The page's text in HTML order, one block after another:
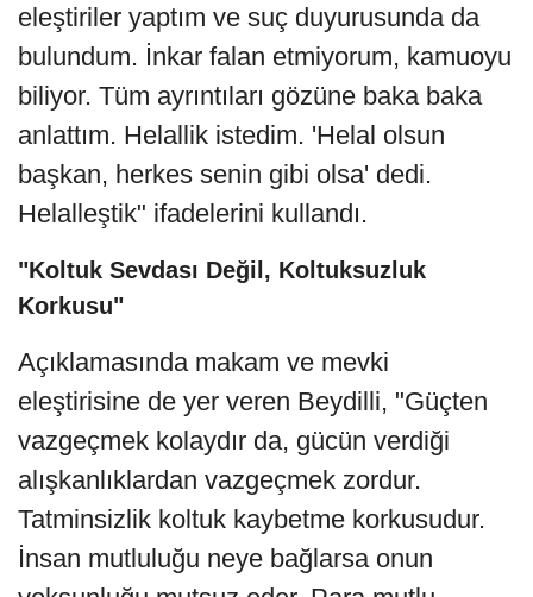
eleştiriler yaptım ve suç duyurusunda da
bulundum. İnkar falan etmiyorum, kamuoyu
biliyor. Tüm ayrıntıları gözüne baka baka
anlattım. Helallik istedim. 'Helal olsun
başkan, herkes senin gibi olsa' dedi.
Helalleştik" ifadelerini kullandı.
"Koltuk Sevdası Değil, Koltuksuzluk
Korkusu"
Açıklamasında makam ve mevki
eleştirisine de yer veren Beydilli, "Güçten
vazgeçmek kolaydır da, gücün verdiği
alışkanlıklardan vazgeçmek zordur.
Tatminsizlik koltuk kaybetme korkusudur.
İnsan mutluluğu neye bağlarsa onun